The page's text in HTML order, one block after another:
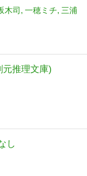
木司 一穂ミチ 三浦
推理文庫)
し